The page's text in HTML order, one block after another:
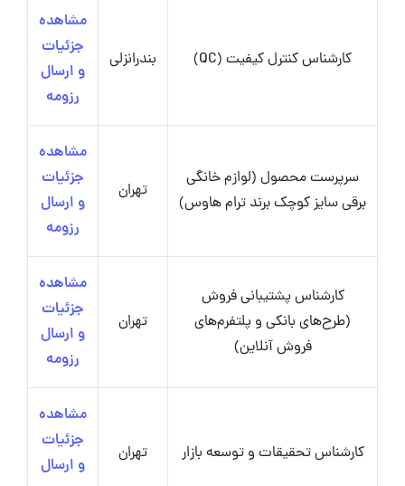
کارشناس کنترل کیفیت (QC) بندرانزلی
مشاهده
جزئیات
و ارسال
رزومه
سرپرست محصول (لوازم خانگی
برقی سایز کوچک برند ترام هاوس)
تهران
مشاهده
جزئیات
و ارسال
رزومه
کارشناس پشتیبانی فروش
(طرح‌های بانکی و پلتفرم‌های
فروش آنلاین)
تهران
مشاهده
جزئیات
و ارسال
رزومه
کارشناس تحقیقات و توسعه بازار تهران
مشاهده
جزئیات
و ارسال